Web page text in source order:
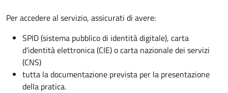
Per accedere al servizio, assicurati di avere:
SPID (sistema pubblico di identità digitale), carta
d’identità elettronica (CIE) o carta nazionale dei servizi
(CNS)
tutta la documentazione prevista per la presentazione
della pratica.